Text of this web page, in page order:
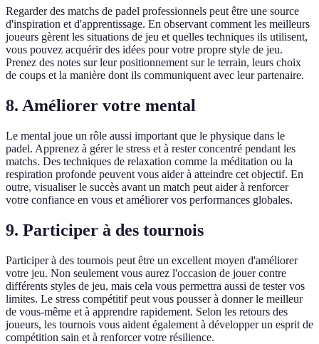
Regarder des matchs de padel professionnels peut être une source
d'inspiration et d'apprentissage. En observant comment les meilleurs
joueurs gèrent les situations de jeu et quelles techniques ils utilisent,
vous pouvez acquérir des idées pour votre propre style de jeu.
Prenez des notes sur leur positionnement sur le terrain, leurs choix
de coups et la manière dont ils communiquent avec leur partenaire.
8. Améliorer votre mental
Le mental joue un rôle aussi important que le physique dans le
padel. Apprenez à gérer le stress et à rester concentré pendant les
matchs. Des techniques de relaxation comme la méditation ou la
respiration profonde peuvent vous aider à atteindre cet objectif. En
outre, visualiser le succès avant un match peut aider à renforcer
votre confiance en vous et améliorer vos performances globales.
9. Participer à des tournois
Participer à des tournois peut être un excellent moyen d'améliorer
votre jeu. Non seulement vous aurez l'occasion de jouer contre
différents styles de jeu, mais cela vous permettra aussi de tester vos
limites. Le stress compétitif peut vous pousser à donner le meilleur
de vous-même et à apprendre rapidement. Selon les retours des
joueurs, les tournois vous aident également à développer un esprit de
compétition sain et à renforcer votre résilience.